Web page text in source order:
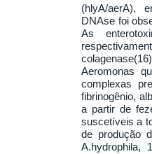
(hlyA/aerA),
DNAse foi
As
Aeromonas
complexas
fibrinogênio,
a partir de
suscetíveis a
de produção
A.hydrophila,